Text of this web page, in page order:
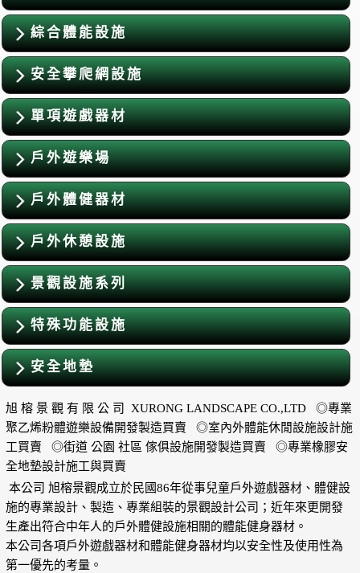
綜合體能設施
安全攀爬網設施
單項遊戲器材
戶外遊樂場
戶外體健器材
戶外休憩設施
景觀設施系列
特殊功能設施
安全地墊
旭 榕 景 觀 有 限 公 司 XURONG LANDSCAPE CO.,LTD ◎專業
聚乙烯粉體遊樂設備開發製造買賣 ◎室內外體能休閒設施設計施
工買賣 ◎街道 公園 社區 傢俱設施開發製造買賣 ◎專業橡膠安
全地墊設計施工與買賣
本公司 旭榕景觀成立於民國86年從事兒童戶外遊戲器材、體健設
施的專業設計、製造、專業組裝的景觀設計公司；近年來更開發
生產出符合中年人的戶外體健設施相關的體能健身器材。
本公司各項戶外遊戲器材和體能健身器材均以安全性及使用性為
第一優先的考量。